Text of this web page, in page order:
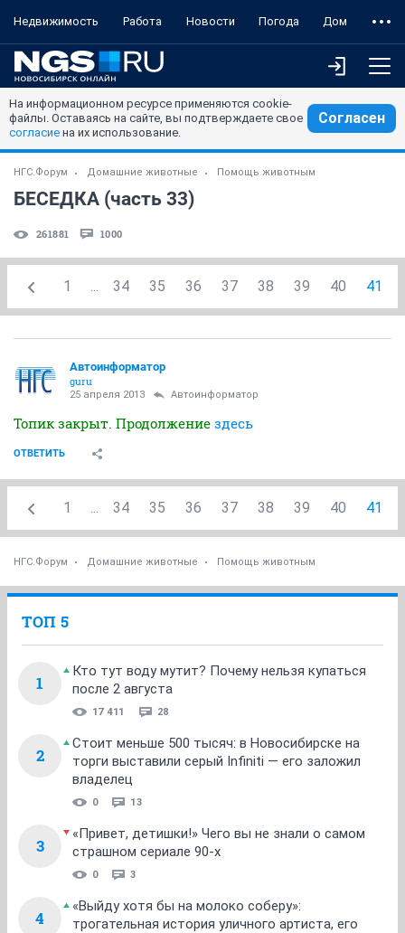
Недвижимость Работа Новости Погода Дом
На информационном ресурсе применяются cookie-
файлы. Оставаясь на сайте, вы подтверждаете свое
согласие на их использование.
Согласен
НГС.Форум Домашние животные Помощь животным
БЕСЕДКА (часть 33)
261881 1000
1 ... 34 35 36 37 38 39 40 41
Автоинформатор
guru
25 апреля 2013 Автоинформатор
Топик закрыт. Продолжение здесь
ОТВЕТИТЬ
1 ... 34 35 36 37 38 39 40 41
НГС.Форум Домашние животные Помощь животным
ТОП 5
1
Кто тут воду мутит? Почему нельзя купаться
после 2 августа
17 411 28
2
Стоит меньше 500 тысяч: в Новосибирске на
торги выставили серый Infiniti — его заложил
владелец
0 13
3
«Привет, детишки!» Чего вы не знали о самом
страшном сериале 90-х
0 3
4
«Выйду хотя бы на молоко соберу»:
трогательная история уличного артиста, его